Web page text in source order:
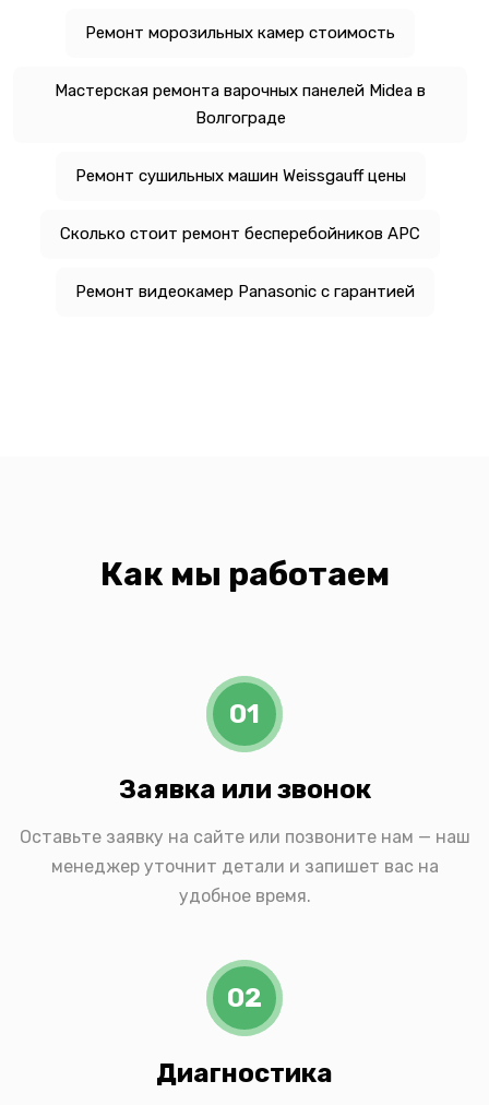
Ремонт морозильных камер стоимость
Мастерская ремонта варочных панелей Midea в
Волгограде
Ремонт сушильных машин Weissgauff цены
Сколько стоит ремонт бесперебойников APC
Ремонт видеокамер Panasonic с гарантией
Как мы работаем
01
Заявка или звонок
Оставьте заявку на сайте или позвоните нам — наш
менеджер уточнит детали и запишет вас на
удобное время.
02
Диагностика